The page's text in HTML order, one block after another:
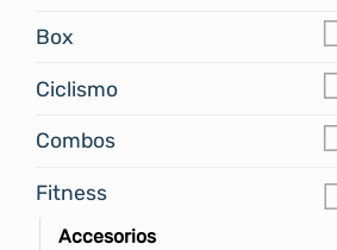
Box
Ciclismo
Combos
Fitness
Accesorios